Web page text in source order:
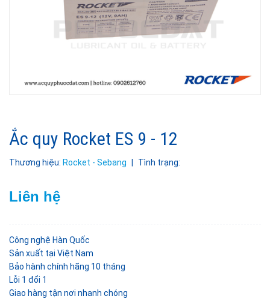
Ắc quy Rocket ES 9 - 12
Thương hiệu: Rocket - Sebang Tình trạng:
Liên hệ
Công nghệ Hàn Quốc
Sản xuất tại Việt Nam
Bảo hành chính hãng 10 tháng
Lỗi 1 đổi 1
Giao hàng tận nơi nhanh chóng